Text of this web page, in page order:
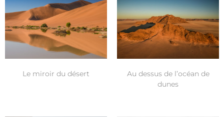
Le miroir du désert
Au dessus de l’océan de
dunes